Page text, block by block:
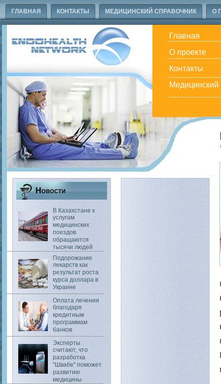
ГЛАВНАЯ КОНТАКТЫ МЕДИЦИНСКИЙ СПРАВОЧНИК О
Главная
О проекте
Контакты
Медицинский
Новости
В Казахстане к
услугам
медицинских
поездов
обращаются
тысячи людей
Подорожание
лекарств как
результат роста
курса доллара в
Украине
Оплата лечения
благодаря
кредитным
программам
банков
Эксперты
считают, что
разработка
"Швабе" поможет
развитию
медицины